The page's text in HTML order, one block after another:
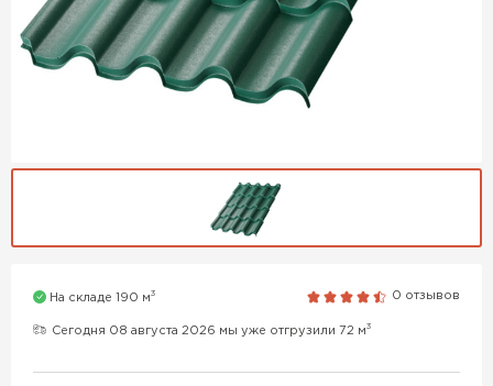
На складе 190 м3 0 отзывов
Сегодня 08 августа 2026 мы уже отгрузили 72 м3